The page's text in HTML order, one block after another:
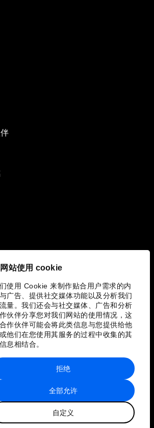
站使用 cookie
使用 Cookie 来制作贴合用户需求的内
广告、提供社交媒体功能以及分析我们
量。我们还会与社交媒体、广告和分析
伙伴分享您对我们网站的使用情况，这
作伙伴可能会将此类信息与您提供给他
他们在您使用其服务的过程中收集的其
息相结合。
全部允许
自定义
拒绝
站点地图
世界经济论坛